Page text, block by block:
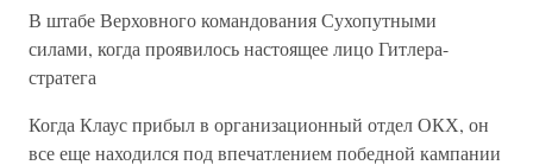
В штабе Верховного командования Сухопутными
силами, когда проявилось настоящее лицо Гитлера-
стратега
Когда Клаус прибыл в организационный отдел ОКХ, он
все еще находился под впечатлением победной кампании